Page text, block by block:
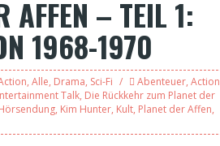
AFFEN – TEIL 1:
1968-1970
, Alle, Drama, Sci-Fi Abenteuer, Action
Talk, Die Rückkehr zum Planet der
, Kim Hunter, Kult, Planet der Affen,